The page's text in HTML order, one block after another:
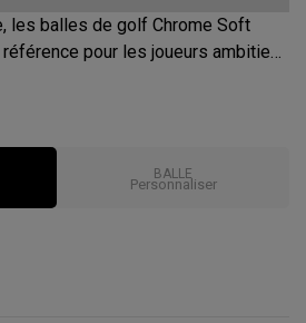
les balles de golf Chrome Soft
pour les joueurs ambitieux
de qualité Tour. Chaque détail a
avec des vitesses de balle
technologie Tour Aero
le vol de balle, un contrôle accru
BALLE
Personnaliser